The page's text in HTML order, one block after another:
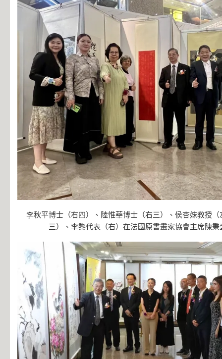
李秋平博士（右四）、陸惟華博士（右三）、侯杏妹教授
三）、李黎代表（右）在法國原書畫家協會主席陳